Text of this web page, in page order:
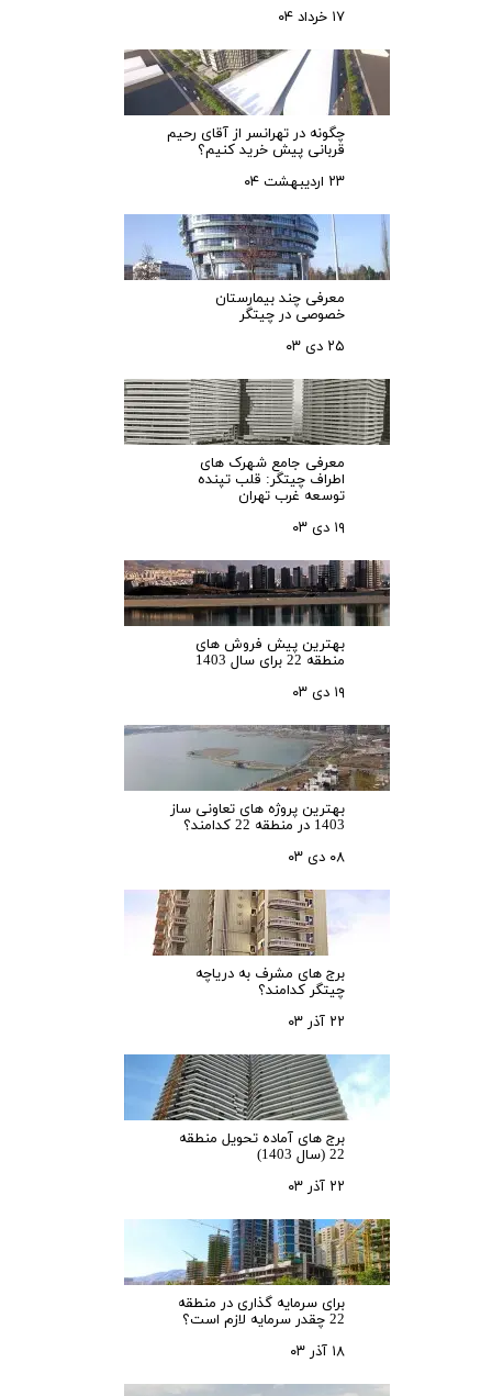
۱۷ خرداد ۰۴
چگونه در تهرانسر از آقای رحیم
قربانی پیش خرید کنیم؟
۲۳ اردیبهشت ۰۴
معرفی چند بیمارستان
خصوصی در چیتگر
۲۵ دی ۰۳
معرفی جامع شهرک‌ های
اطراف چیتگر: قلب تپنده
توسعه غرب تهران
۱۹ دی ۰۳
بهترین پیش فروش های
منطقه 22 برای سال 1403
۱۹ دی ۰۳
بهترین پروژه های تعاونی ساز
1403 در منطقه 22 کدامند؟
۰۸ دی ۰۳
برج های مشرف به دریاچه
چیتگر کدامند؟
۲۲ آذر ۰۳
برج های آماده تحویل منطقه
22 (سال 1403)
۲۲ آذر ۰۳
برای سرمایه‌ گذاری در منطقه
22 چقدر سرمایه لازم است؟
۱۸ آذر ۰۳